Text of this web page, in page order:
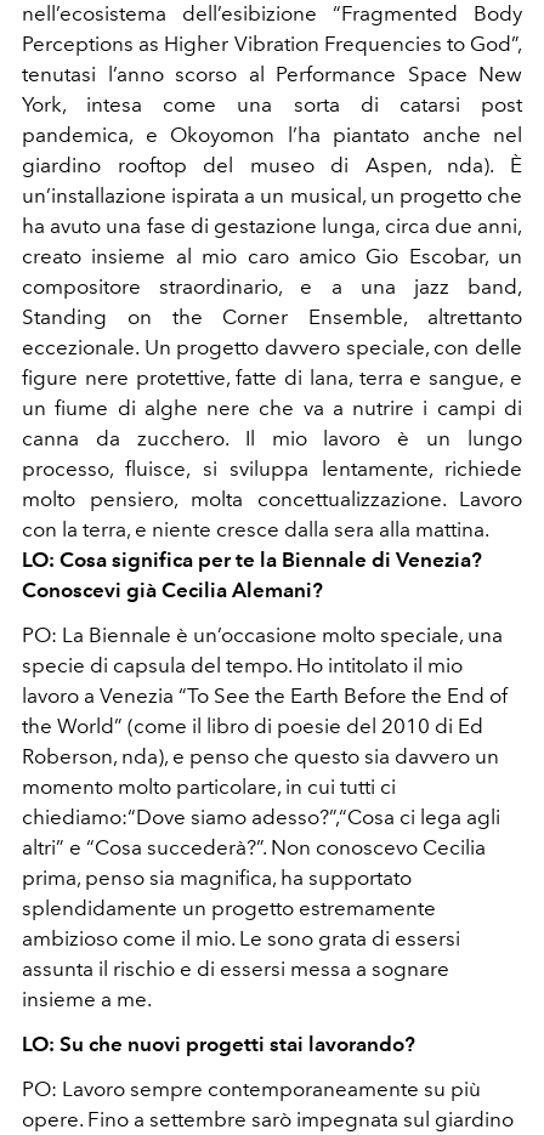
nell’ecosistema dell’esibizione “Fragmented Body
Perceptions as Higher Vibration Frequencies to God”,
tenutasi l’anno scorso al Performance Space New
York, intesa come una sorta di catarsi post
pandemica, e Okoyomon l’ha piantato anche nel
giardino rooftop del museo di Aspen, nda). È
un’installazione ispirata a un musical, un progetto che
ha avuto una fase di gestazione lunga, circa due anni,
creato insieme al mio caro amico Gio Escobar, un
compositore straordinario, e a una jazz band,
Standing on the Corner Ensemble, altrettanto
eccezionale. Un progetto davvero speciale, con delle
figure nere protettive, fatte di lana, terra e sangue, e
un fiume di alghe nere che va a nutrire i campi di
canna da zucchero. Il mio lavoro è un lungo
processo, fluisce, si sviluppa lentamente, richiede
molto pensiero, molta concettualizzazione. Lavoro
con la terra, e niente cresce dalla sera alla mattina.
LO: Cosa significa per te la Biennale di Venezia?
Conoscevi già Cecilia Alemani?
PO: La Biennale è un’occasione molto speciale, una
specie di capsula del tempo. Ho intitolato il mio
lavoro a Venezia “To See the Earth Before the End of
the World” (come il libro di poesie del 2010 di Ed
Roberson, nda), e penso che questo sia davvero un
momento molto particolare, in cui tutti ci
chiediamo:“Dove siamo adesso?”,“Cosa ci lega agli
altri” e “Cosa succederà?”. Non conoscevo Cecilia
prima, penso sia magnifica, ha supportato
splendidamente un progetto estremamente
ambizioso come il mio. Le sono grata di essersi
assunta il rischio e di essersi messa a sognare
insieme a me.
LO: Su che nuovi progetti stai lavorando?
PO: Lavoro sempre contemporaneamente su più
opere. Fino a settembre sarò impegnata sul giardino